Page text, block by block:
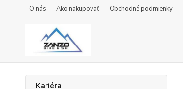
O nás Ako nakupovať Obchodné podmienky
Kariéra